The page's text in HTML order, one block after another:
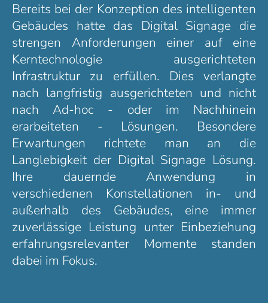
Bereits bei der Konzeption des intelligenten
Gebäudes hatte das Digital Signage die
strengen Anforderungen einer auf eine
Kerntechnologie ausgerichteten
Infrastruktur zu erfüllen. Dies verlangte
nach langfristig ausgerichteten und nicht
nach Ad-hoc - oder im Nachhinein
erarbeiteten - Lösungen. Besondere
Erwartungen richtete man an die
Langlebigkeit der Digital Signage Lösung.
Ihre dauernde Anwendung in
verschiedenen Konstellationen in- und
außerhalb des Gebäudes, eine immer
zuverlässige Leistung unter Einbeziehung
erfahrungsrelevanter Momente standen
dabei im Fokus.